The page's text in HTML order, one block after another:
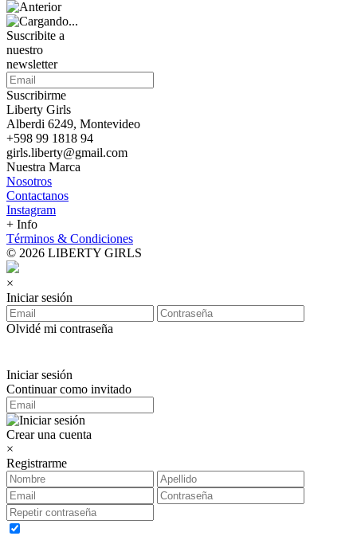
Suscribite a
nuestro
newsletter
Suscribirme
Liberty Girls
Alberdi 6249, Montevideo
+598 99 1818 94
girls.liberty@gmail.com
Nuestra Marca
Nosotros
Contactanos
Instagram
+ Info
Términos & Condiciones
© 2026 LIBERTY GIRLS
×
Iniciar sesión
Olvidé mi contraseña
Iniciar sesión
Continuar como invitado
Crear una cuenta
×
Registrarme